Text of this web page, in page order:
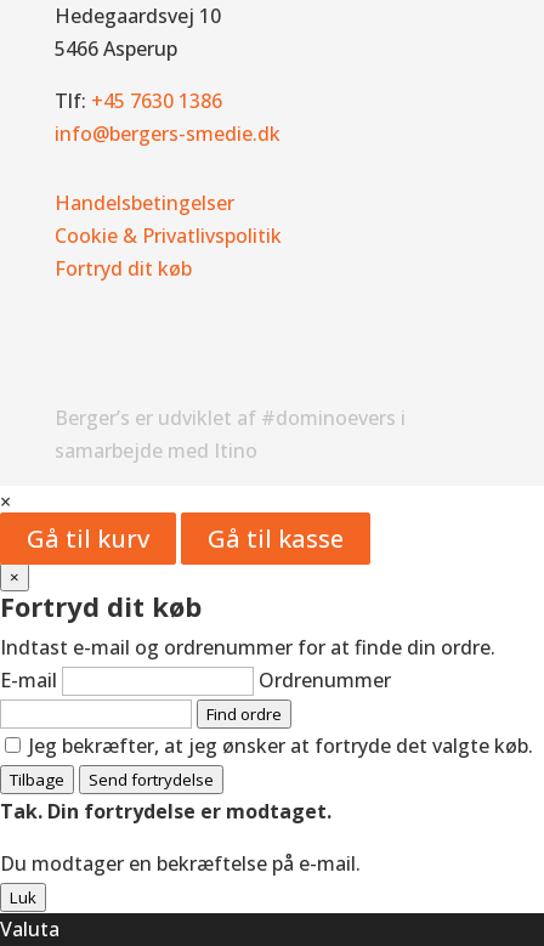
Hedegaardsvej 10
5466 Asperup
Tlf: +45 7630 1386
info@bergers-smedie.dk
Handelsbetingelser
Cookie & Privatlivspolitik
Fortryd dit køb
Berger’s er udviklet af #dominoevers i
samarbejde med Itino
×
Gå til kurv Gå til kasse
×
Fortryd dit køb
Indtast e-mail og ordrenummer for at finde din ordre.
E-mail
Ordrenummer
Find ordre
Jeg bekræfter, at jeg ønsker at fortryde det valgte køb.
Tilbage Send fortrydelse
Tak. Din fortrydelse er modtaget.
Du modtager en bekræftelse på e-mail.
Luk
Valuta